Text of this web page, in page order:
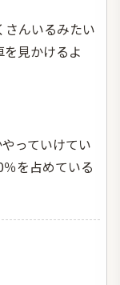
さんいるみたい
見かけるよ
っていけてい
を占めている